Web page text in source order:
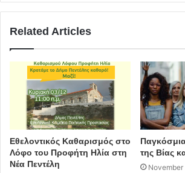
πολιτική προστασία
Related Articles
Εθελοντικός Καθαρισμός στο
Λόφο του Προφήτη Ηλία στη
Νέα Πεντέλη
της Βίας